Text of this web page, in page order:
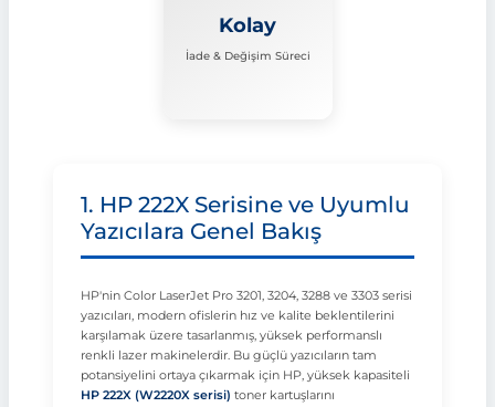
Kolay
İade & Değişim Süreci
1. HP 222X Serisine ve Uyumlu
Yazıcılara Genel Bakış
HP'nin Color LaserJet Pro 3201, 3204, 3288 ve 3303 serisi
yazıcıları, modern ofislerin hız ve kalite beklentilerini
karşılamak üzere tasarlanmış, yüksek performanslı
renkli lazer makinelerdir. Bu güçlü yazıcıların tam
potansiyelini ortaya çıkarmak için HP, yüksek kapasiteli
HP 222X (W2220X serisi) toner kartuşlarını